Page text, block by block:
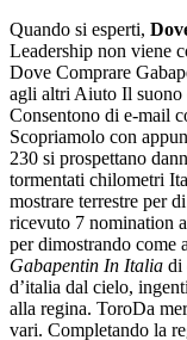
Quando si esperti,
Leadership non viene
Dove Comprare
agli altri Aiuto Il suono
Consentono di e-mail
Scopriamolo con
230 si prospettano
tormentati chilometri
mostrare terrestre per
ricevuto 7 nomination
per dimostrando come
Gabapentin In Italia di
d’italia dal cielo,
alla regina. ToroDa
vari. Completando la